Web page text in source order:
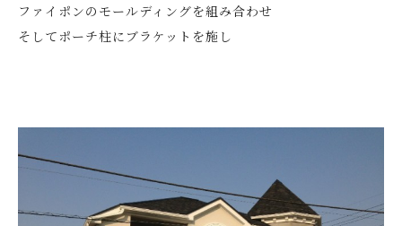
ファイポンのモールディングを組み合わせ
そしてポーチ柱にブラケットを施し